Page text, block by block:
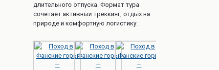
длительного отпуска. Формат тура
сочетает активный треккинг, отдых на
природе и комфортную логистику.